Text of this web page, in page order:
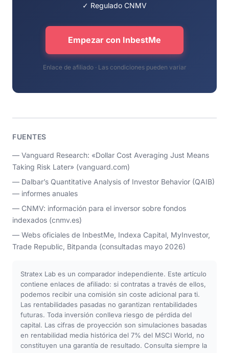
✓ Regulado CNMV
Empezar con InbestMe
Enlace de afiliado · Las condiciones pueden variar
FUENTES
— Vanguard Research: «Dollar Cost Averaging Just Means
Taking Risk Later» (vanguard.com)
— Dalbar’s Quantitative Analysis of Investor Behavior (QAIB)
— informes anuales
— CNMV: información para el inversor sobre fondos
indexados (cnmv.es)
— Webs oficiales de InbestMe, Indexa Capital, MyInvestor,
Trade Republic, Bitpanda (consultadas mayo 2026)
Stratex Lab es un comparador independiente. Este artículo
contiene enlaces de afiliado: si contratas a través de ellos,
podemos recibir una comisión sin coste adicional para ti.
Las rentabilidades pasadas no garantizan rentabilidades
futuras. Toda inversión conlleva riesgo de pérdida del
capital. Las cifras de proyección son simulaciones basadas
en rentabilidad media histórica del 7% del MSCI World, no
constituyen una garantía de resultado. Consulta siempre la